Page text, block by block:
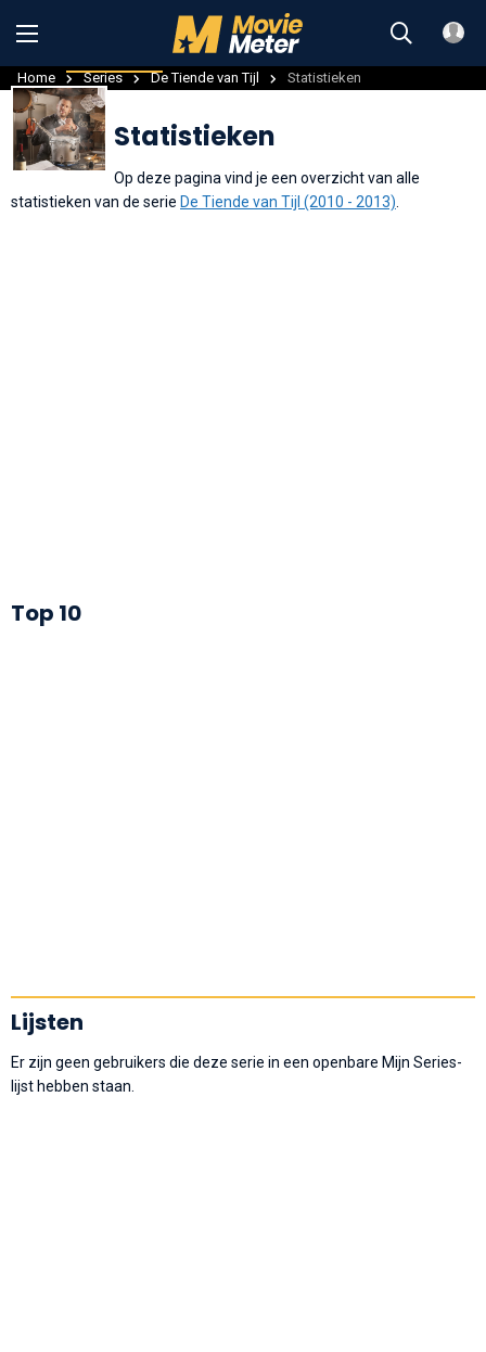
Home Series De Tiende van Tijl Statistieken
Statistieken
Op deze pagina vind je een overzicht van alle
statistieken van de serie De Tiende van Tijl (2010 - 2013)
Top 10
Lijsten
Er zijn geen gebruikers die deze serie in een openbare Mijn Series-
lijst hebben staan.